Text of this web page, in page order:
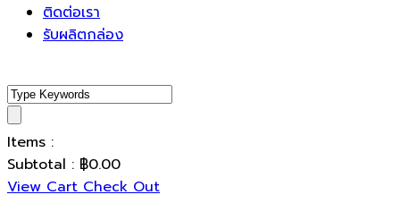
ติดต่อเรา
รับผลิตกล่อง
Items :
Subtotal : ฿0.00
View CartCheck Out